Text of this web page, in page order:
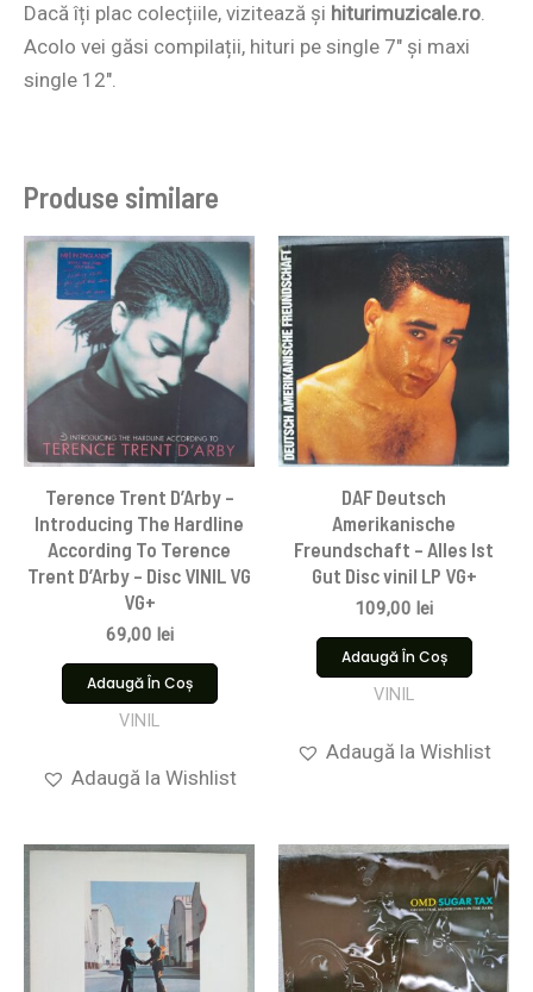
Dacă îți plac colecțiile, vizitează și hiturimuzicale.ro
Acolo vei găsi compilații, hituri pe single 7″ și maxi
single 12″.
Produse similare
Terence Trent D’Arby –
Introducing The Hardline
According To Terence
Trent D’Arby – Disc VINIL VG
VG+
69,00 lei
Adaugă În Coș
VINIL
Adaugă la Wishlist
DAF Deutsch
Amerikanische
Freundschaft – Alles Ist
Gut Disc vinil LP VG+
109,00 lei
Adaugă În Coș
VINIL
Adaugă la Wishlist